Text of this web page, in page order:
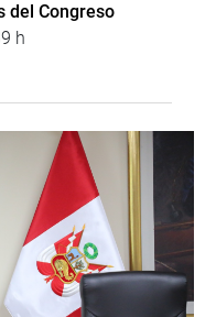
del Congreso
h